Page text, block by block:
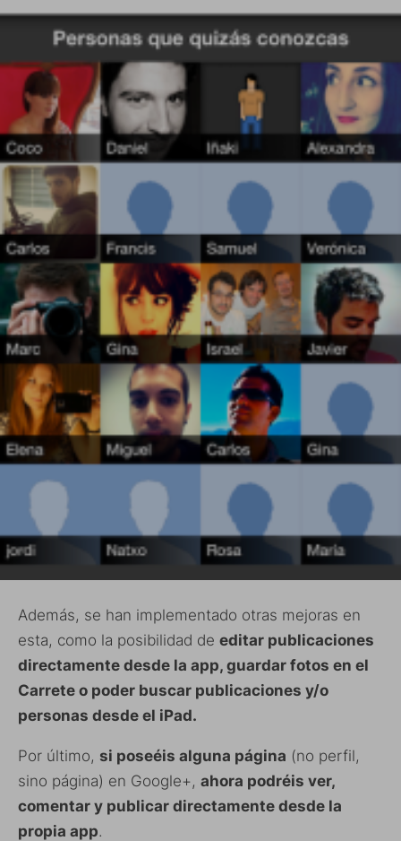
Además, se han implementado otras mejoras en
esta, como la posibilidad de editar publicaciones
directamente desde la app, guardar fotos en el
Carrete o poder buscar publicaciones y/o
personas desde el iPad.
Por último, si poseéis alguna página (no perfil,
sino página) en Google+, ahora podréis ver,
comentar y publicar directamente desde la
propia app.